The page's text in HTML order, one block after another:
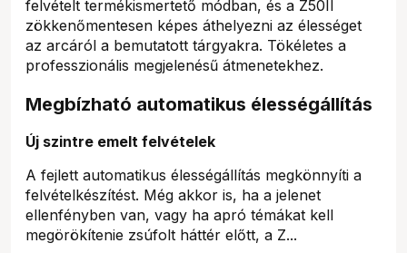
felvételt termékismertető módban, és a Z50II
zökkenőmentesen képes áthelyezni az élességet
az arcáról a bemutatott tárgyakra. Tökéletes a
professzionális megjelenésű átmenetekhez.
Megbízható automatikus élességállítás
Új szintre emelt felvételek
A fejlett automatikus élességállítás megkönnyíti a
felvételkészítést. Még akkor is, ha a jelenet
ellenfényben van, vagy ha apró témákat kell
megörökítenie zsúfolt háttér előtt, a Z...